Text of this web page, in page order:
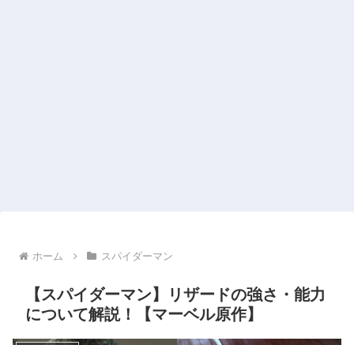
ホーム スパイダーマン
【スパイダーマン】リザードの強さ・能力
について解説！【マーベル原作】